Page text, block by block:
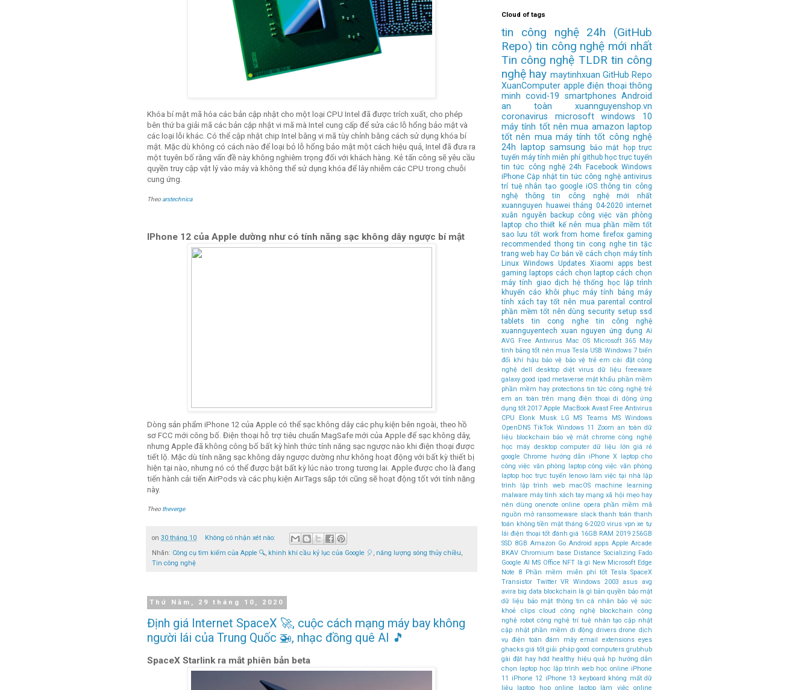
Khóa bí mật mã hóa các bản cập nhật cho một loại CPU Intel đã được trích xuất, cho phép
bên thứ ba giải mã các bản cập nhật vi mã mà Intel cung cấp để sửa các lỗ hổng bảo mật và
các loại lỗi khác. Có thể cập nhật chip Intel bằng vi mã tùy chỉnh bằng cách sử dụng khóa bí
mật. Mặc dù không có cách nào để loại bỏ lỗ hổng bảo mật một cách hiệu quả, Intel đã đưa ra
một tuyên bố rằng vấn đề này không nghiêm trọng đối với khách hàng. Kẻ tấn công sẽ yêu cầu
quyền truy cập vật lý vào máy và không thể sử dụng khóa để lây nhiễm các CPU trong chuỗi
cung ứng.
Theo arstechnica
IPhone 12 của Apple dường như có tính năng sạc không dây ngược bí mật
Dòng sản phẩm iPhone 12 của Apple có thể sạc không dây các phụ kiện bên ngoài, theo hồ
sơ FCC mới công bố. Điện thoại hỗ trợ tiêu chuẩn MagSafe mới của Apple để sạc không dây,
nhưng Apple đã không công bố bất kỳ hình thức tính năng sạc ngược nào khi điện thoại được
tiết lộ. Mặc dù tính năng sạc không dây ngược dường như không hoạt động với bất kỳ thiết bị
hiện tại nào, nhưng nó có thể được bật bất kỳ lúc nào trong tương lai. Apple được cho là đang
tiến hành cải tiến AirPods và các phụ kiện AirTags sắp tới cũng sẽ hoạt động tốt với tính năng
này.
Theo theverge
on 30 tháng 10
Không có nhận xét nào:
Nhãn: Công cụ tìm kiếm của Apple 🔍, khinh khí cầu kỷ lục của Google 🎈 , năng lượng sóng thủy chiều,
Tin công nghệ
Thứ Năm, 29 tháng 10, 2020
Định giá Internet SpaceX 🚀, cuộc cách mạng máy bay không
người lái của Trung Quốc 🚁, nhạc đồng quê AI 🎵
SpaceX Starlink ra mắt phiên bản beta
Cloud of tags
tin công nghệ 24h
(GitHub
Repo) tin công nghệ mới nhất
Tin công nghệ TLDR tin công
nghệ hay maytinhxuan GitHub Repo
XuanComputer apple điện thoại thông
minh covid-19 smartphones Android
an toàn
xuannguyenshop.vn
coronavirus
microsoft
windows 10
máy tính tốt nên mua amazon laptop
tốt nên mua máy tính tốt công nghệ
24h
laptop samsung bảo mật
họp trực
tuyến máy tính miễn phí github học trực tuyến
tin tức công nghệ 24h Facebook Windows
iPhone Cập nhật tin tức công nghệ antivirus
trí tuệ nhân tạo google iOS thông tin công
nghệ
thông tin công nghệ mới nhất
xuannguyen
huawei tháng 04-2020 internet
xuân nguyên
backup công việc văn phòng
laptop cho thiết kế nên mua phần mềm tốt
sao lưu tốt work from home firefox gaming
recommended thong tin cong nghe tin tặc
trang web hay Cơ bản về cách chọn máy tính
Linux Windows Updates Xiaomi apps
best
gaming laptops cách chọn laptop cách chọn
máy tính
giao dịch hệ thống
học lập trình
khuyến cáo
khôi phục máy tính bảng máy
tính xách tay tốt nên mua parental control
phần mềm tốt nên dùng security setup ssd
tablets
tin cong nghe
tin công nghệ
xuannguyentech xuan nguyen ứng dụng AI
AVG Free Antivirus Mac OS Microsoft 365 Máy
tính bảng tốt nên mua Tesla USB Windows 7 biến
đổi khí hậu bảo vệ bảo vệ trẻ em cài đặt công
nghệ dell desktop diệt virus dữ liệu
freeware
galaxy good ipad metaverse mật khẩu phần mềm
phần mềm hay protections tin tức công nghệ trẻ
em an toàn trên mạng điện thoại di dộng ứng
dụng tốt 2017 Apple MacBook Avast Free Antivirus
CPU
Elonk Musk LG MS Teams
MS Windows
OpenDNS TikTok Windows 11 Zoom an toàn dữ
liệu
blockchain bảo vệ mắt chrome công nghệ
học máy desktop computer dữ liệu lớn giá rẻ
google Chrome
hướng dẫn iPhone X laptop cho
công việc văn phòng laptop công việc văn phòng
laptop học trực tuyến lenovo làm việc tại nhà lập
trình
lập trình web macOS
machine learning
malware máy tính xách tay mạng xã hội mẹo hay
nên dùng onenote online opera phần mềm mã
nguồn mở ransomeware slack thanh toán thanh
toán không tiền mặt tháng 6-2020 virus vpn xe tự
lái điện thoại tốt đánh giá 16GB RAM 2019 256GB
SSD 8GB Amazon Go Android apps Apple Arcade
BKAV Chromium base Distance Socializing Fado
Google AI MS Office NFT là gì New Microsoft Edge
Note 8 Phần mềm miễn phí tốt Tesla SpaceX
Transistor Twitter VR Windows 2003 asus avg
avira big data blockchain là gì bản quyền bảo mật
dữ liệu
bảo mật thông tin cá nhân bảo vệ sức
khoẻ
clips cloud công nghệ blockchain
công
nghệ robot công nghệ trí tuệ nhân tạo cập nhật
cập nhật phần mềm di động drivers drone dịch
vụ điện toán đám mây email extensions eyes
ghacks giá tốt giải pháp good computers grubhub
gài đặt hay hdd healthy hiệu quả hp hướng dẫn
chọn laptop học lập trình web học online iPhone
11
iPhone 12 iPhone 13 keyboard không mất dữ
liệu
laptop họp online laptop làm việc online